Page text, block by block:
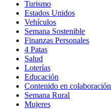
Turismo
Estados Unidos
Vehículos
Semana Sostenible
Finanzas Personales
4 Patas
Salud
Loterías
Educación
Contenido en colaboración
Semana Rural
Mujeres